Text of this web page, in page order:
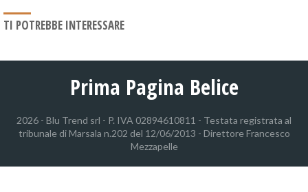
TI POTREBBE INTERESSARE
Prima Pagina Belice
2026 - Blu Trend srl - P. IVA 02894610811 - Testata registrata al
tribunale di Marsala n.202 del 12/06/2013 - Direttore Francesco
Mezzapelle